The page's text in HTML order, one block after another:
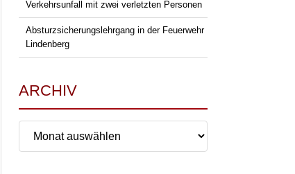
Verkehrsunfall mit zwei verletzten Personen
Absturzsicherungslehrgang in der Feuerwehr
Lindenberg
ARCHIV